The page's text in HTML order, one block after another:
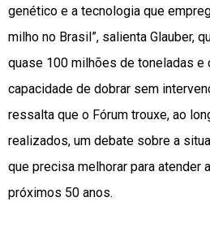
genético e a tecnologia que
milho no Brasil”, salienta Glauber,
quase 100 milhões de toneladas e
capacidade de dobrar sem
ressalta que o Fórum trouxe, ao
realizados, um debate sobre a
que precisa melhorar para atender
próximos 50 anos.